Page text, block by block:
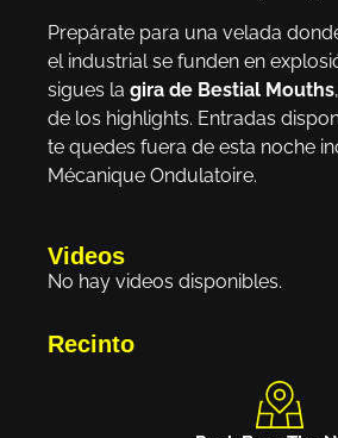
Prepárate para una velada
el industrial se funden en
sigues la gira de Bestial Mouths
de los highlights. Entradas
te quedes fuera de esta noche
Mécanique Ondulatoire.
Videos
No hay videos disponibles.
Recinto